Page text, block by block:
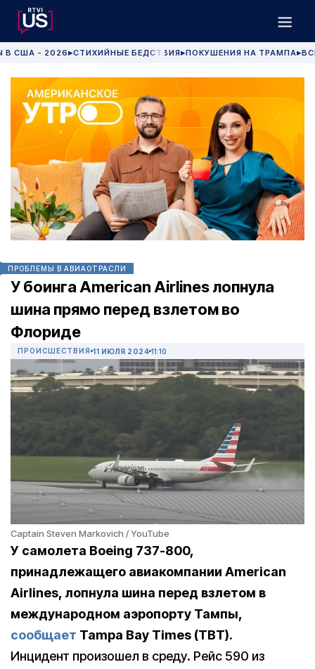
В США - 2026 ▶СТИХИЙНЫЕ БЕДСТВИЯ▶ПОКУШЕНИЯ НА ТРАМПА▶
ПРОБЛЕМЫ В АВИАОТРАСЛИ
У боинга American Airlines лопнула
шина прямо перед взлетом во
Флориде
ПРОИСШЕСТВИЯ 11 ИЮЛЯ 2024 11:10
Captain Steven Markovich / YouTube
У самолета Boeing 737-800,
принадлежащего авиакомпании American
Airlines, лопнула шина перед взлетом в
международном аэропорту Тампы,
сообщает Tampa Bay Times (TBT).
Инцидент произошел в среду. Рейс 590 из